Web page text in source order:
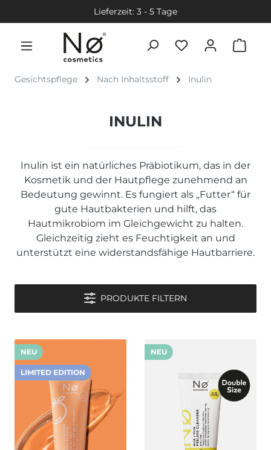
Lieferzeit: 3 - 5 Tage
Gesichtspflege Nach Inhaltsstoff Inulin
INULIN
Inulin ist ein natürliches Präbiotikum, das in der
Kosmetik und der Hautpflege zunehmend an
Bedeutung gewinnt. Es fungiert als „Futter“ für
gute Hautbakterien und hilft, das
Hautmikrobiom im Gleichgewicht zu halten.
Gleichzeitig zieht es Feuchtigkeit an und
unterstützt eine widerstandsfähige Hautbarriere.
PRODUKTE FILTERN
NEU
LIMITED EDITION
NEU